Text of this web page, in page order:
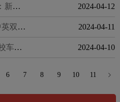
北美体制|小班教学|国际课程：新加坡加拿大国际学校的独特魅力 2024-04-12
新加坡加拿大国际学校引领中英双语教育 2024-04-11
新加坡加拿大国际学校的CIS校车服务 2024-04-10
6 7 8 9 10 11